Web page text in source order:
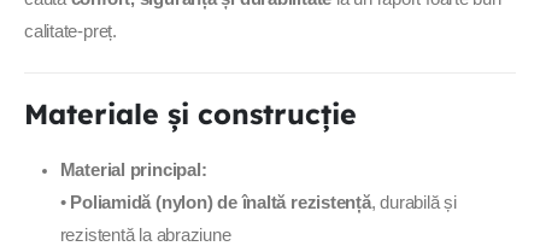
calitate-preț.
Materiale și construcție
Material principal:
• Poliamidă (nylon) de înaltă rezistență, durabilă și
rezistentă la abraziune